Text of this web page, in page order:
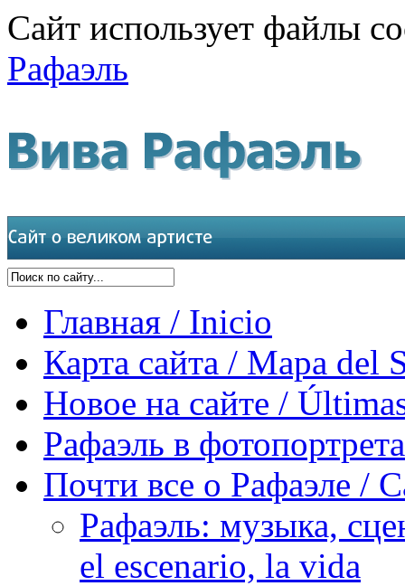
Сайт использует файлы
Рафаэль
Главная / Inicio
Карта сайта / Mapa del
Новое на сайте /
Рафаэль в
Почти все о Рафаэле /
Рафаэль: музыка,
el escenario, la vida